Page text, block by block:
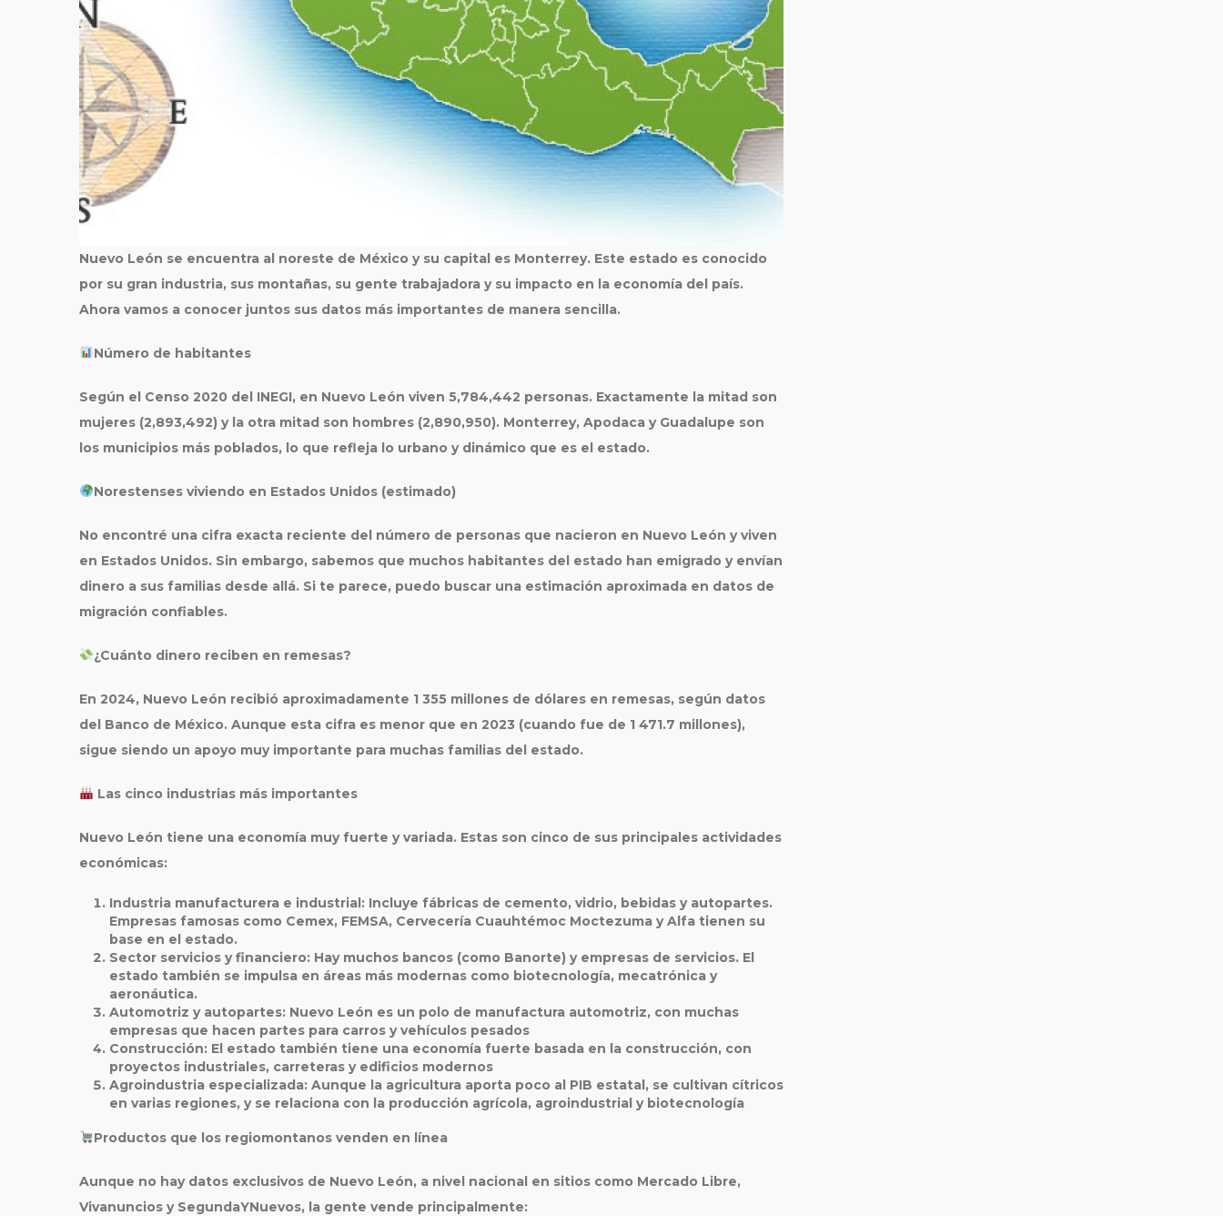
Nuevo León se encuentra al noreste de México y su capital es Monterrey. Este estado es conocido
por su gran industria, sus montañas, su gente trabajadora y su impacto en la economía del país.
Ahora vamos a conocer juntos sus datos más importantes de manera sencilla.
Número de habitantes
Según el Censo 2020 del INEGI, en Nuevo León viven 5,784,442 personas. Exactamente la mitad son
mujeres (2,893,492) y la otra mitad son hombres (2,890,950). Monterrey, Apodaca y Guadalupe son
los municipios más poblados, lo que refleja lo urbano y dinámico que es el estado.
Norestenses viviendo en Estados Unidos (estimado)
No encontré una cifra exacta reciente del número de personas que nacieron en Nuevo León y viven
en Estados Unidos. Sin embargo, sabemos que muchos habitantes del estado han emigrado y envían
dinero a sus familias desde allá. Si te parece, puedo buscar una estimación aproximada en datos de
migración confiables.
¿Cuánto dinero reciben en remesas?
En 2024, Nuevo León recibió aproximadamente 1 355 millones de dólares en remesas, según datos
del Banco de México. Aunque esta cifra es menor que en 2023 (cuando fue de 1 471.7 millones),
sigue siendo un apoyo muy importante para muchas familias del estado.
Las cinco industrias más importantes
Nuevo León tiene una economía muy fuerte y variada. Estas son cinco de sus principales actividades
económicas:
Industria manufacturera e industrial: Incluye fábricas de cemento, vidrio, bebidas y autopartes.
Empresas famosas como Cemex, FEMSA, Cervecería Cuauhtémoc Moctezuma y Alfa tienen su
base en el estado.
Sector servicios y financiero: Hay muchos bancos (como Banorte) y empresas de servicios. El
estado también se impulsa en áreas más modernas como biotecnología, mecatrónica y
aeronáutica.
Automotriz y autopartes: Nuevo León es un polo de manufactura automotriz, con muchas
empresas que hacen partes para carros y vehículos pesados
Construcción: El estado también tiene una economía fuerte basada en la construcción, con
proyectos industriales, carreteras y edificios modernos
Agroindustria especializada: Aunque la agricultura aporta poco al PIB estatal, se cultivan cítricos
en varias regiones, y se relaciona con la producción agrícola, agroindustrial y biotecnología
Productos que los regiomontanos venden en línea
Aunque no hay datos exclusivos de Nuevo León, a nivel nacional en sitios como Mercado Libre,
Vivanuncios y SegundaYNuevos, la gente vende principalmente: